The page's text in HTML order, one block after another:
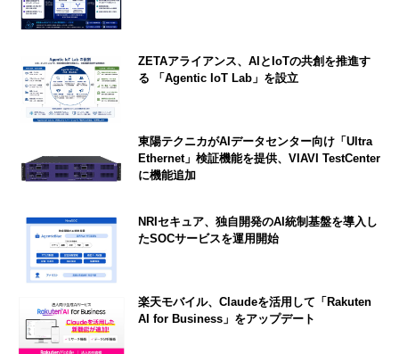
ZETAアライアンス、AIとIoTの共創を推進す
る 「Agentic IoT Lab」を設立
東陽テクニカがAIデータセンター向け「Ultra
Ethernet」検証機能を提供、VIAVI TestCenter
に機能追加
NRIセキュア、独自開発のAI統制基盤を導入し
たSOCサービスを運用開始
楽天モバイル、Claudeを活用して「Rakuten
AI for Business」をアップデート